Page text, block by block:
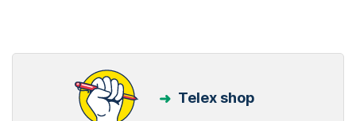
Telex shop